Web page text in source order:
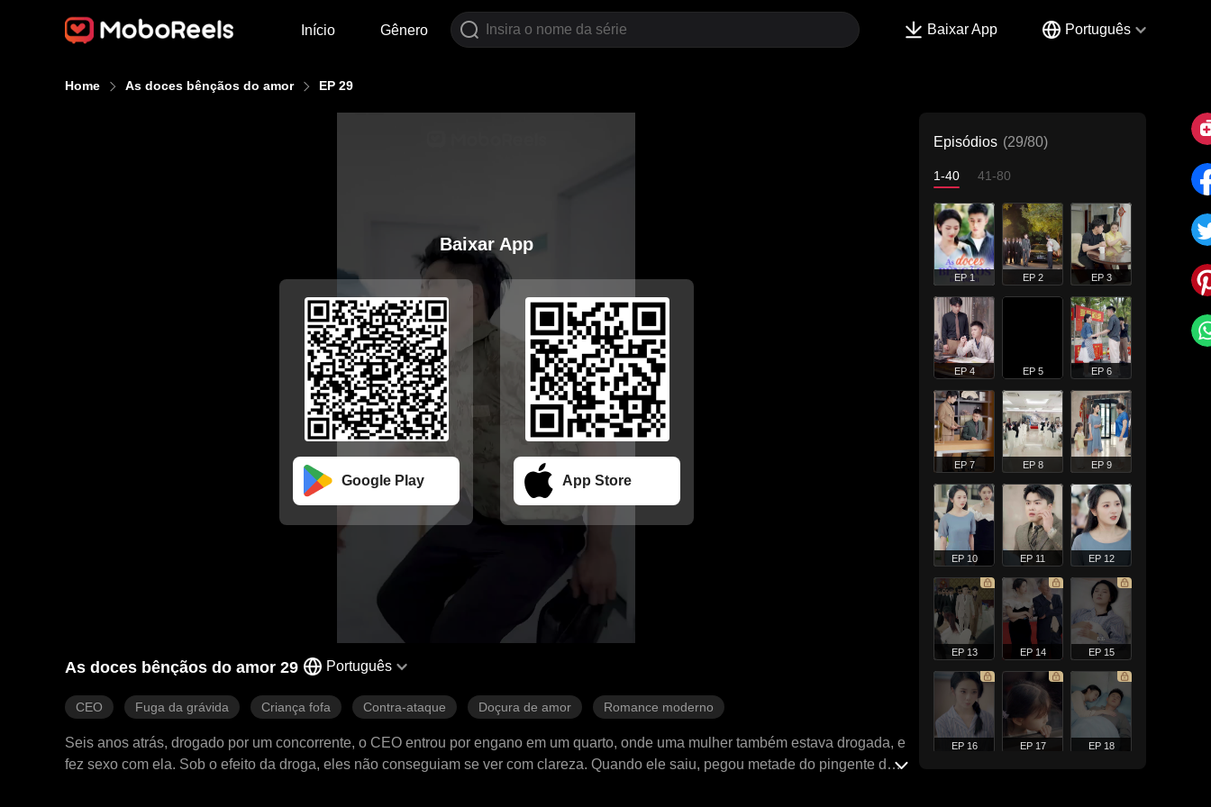
Início Gênero Baixar App Português
Home As doces bênçãos do amor EP 29
Baixar App
Google Play App Store
As doces bênçãos do amor 29 Português
CEO Fuga da grávida Criança fofa Contra-ataque Doçura de amor Romance moderno
Seis anos atrás, drogado por um concorrente, o CEO entrou por engano em um quarto, onde uma mulher também estava drogada, e
fez sexo com ela. Sob o efeito da droga, eles não conseguiam se ver com clareza. Quando ele saiu, pegou metade do pingente de
Episódios (29/80)
1-40 41-80
EP 1 EP 2 EP 3
EP 4 EP 5 EP 6
EP 7 EP 8 EP 9
EP 10 EP 11 EP 12
EP 13 EP 14 EP 15
EP 16 EP 17 EP 18